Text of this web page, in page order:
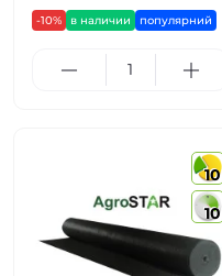
-10% в наличии популярний
10
10